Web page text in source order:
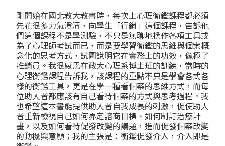
剛開始在國北教大教書時，每次上心理衡鑑課程都必須
先花很多力氣澄清，向學生「行銷」這個課程，告訴他
們這個課程不是學測驗，不只是無聊地操作各項工具或
為了心理師考試而已，而是要學習衡鑑的思維與個案概
念化的思考方式，試圖說明它在實務上的功效，像極了
推銷員。我很感恩在政大心理系博士班的訓練，當時的
心理衡鑑課程告訴我，該課程的重點不只是學會各式各
樣的衡鑑工具，更是在學一種看個案的思維方式，而每
位助人者都應該有自己看待個案的方式與思考過程。我
也希望這本書能提供助人者自我成長的刺激，促使助人
者重新檢視自己如何界定諮商目標、如何制訂治療計
畫，以及如何看待促發改變的議題，進而促發個案改變
的動機與意願；我的主張是：衡鑑促發介入，介入即是